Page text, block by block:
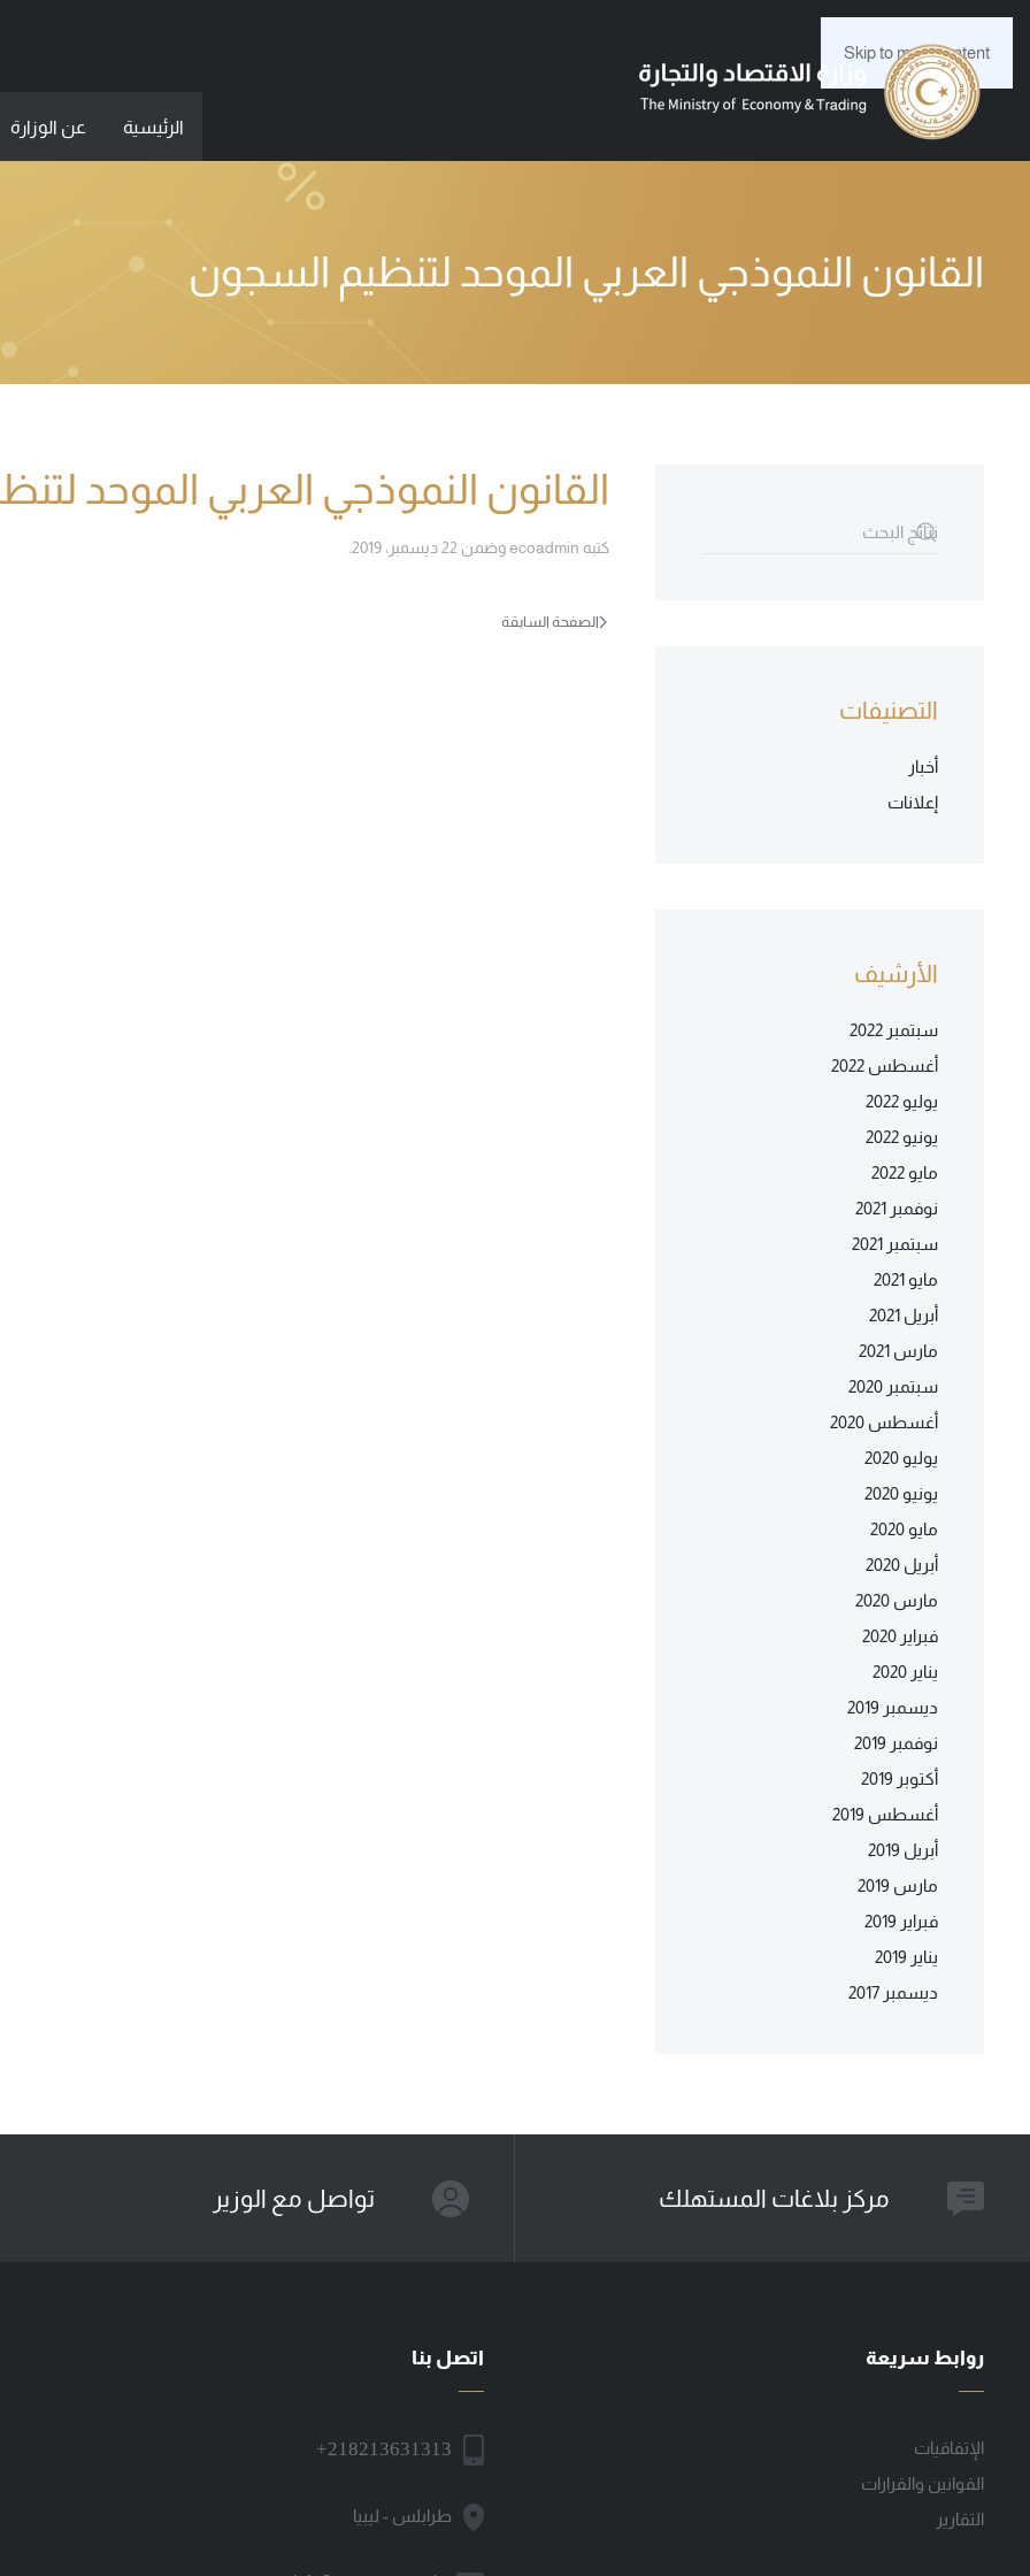
Skip to main content
الرئيسية عن الوزارة
القانون النموذجي العربي الموحد لتنظيم السجون
القانون النموذجي العربي الموحد
كتبه ecoadminوضمن 22 ديسمبر، 2019
الصفحة السابقة
التصنيفات
أخبار
إعلانات
الأرشيف
سبتمبر 2022
أغسطس 2022
يوليو 2022
يونيو 2022
مايو 2022
نوفمبر 2021
سبتمبر 2021
مايو 2021
أبريل 2021
مارس 2021
سبتمبر 2020
أغسطس 2020
يوليو 2020
يونيو 2020
مايو 2020
أبريل 2020
مارس 2020
فبراير 2020
يناير 2020
ديسمبر 2019
نوفمبر 2019
أكتوبر 2019
أغسطس 2019
أبريل 2019
مارس 2019
فبراير 2019
يناير 2019
ديسمبر 2017
مركز بلاغات المستهلك تواصل مع الوزير
روابط سريعة
الإتفاقيات
القوانين والقرارات
التقارير
اتصل بنا
+218213631313
طرابلس - ليبيا